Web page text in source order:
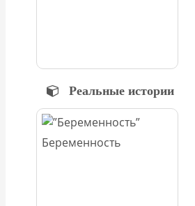
Реальные истории
Беременность